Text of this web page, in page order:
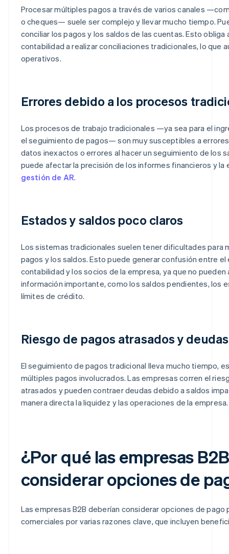
Procesar múltiples pagos a través de varios canales
o cheques— suele ser complejo y llevar mucho tiempo.
conciliar los pagos y los saldos de las cuentas. Esto
contabilidad a realizar conciliaciones tradicionales, lo que
operativos.
Errores debido a los procesos
Los procesos de trabajo tradicionales —ya sea para el
el seguimiento de pagos— son muy susceptibles a
datos inexactos o errores al hacer un seguimiento de los
puede afectar la precisión de los informes financieros y la
gestión de AR.
Estados y saldos poco claros
Los sistemas tradicionales suelen tener dificultades para
pagos y los saldos. Esto puede generar confusión entre
contabilidad y los socios de la empresa, ya que no
información importante, como los saldos pendientes, los
límites de crédito.
Riesgo de pagos atrasados y
El seguimiento de pagos tradicional lleva mucho tiempo,
múltiples pagos involucrados. Las empresas corren el
atrasados y pueden contraer deudas debido a saldos
manera directa la liquidez y las operaciones de la empresa.
¿Por qué las empresas
considerar opciones de
Las empresas B2B deberían considerar opciones de pago
comerciales por varias razones clave, que incluyen